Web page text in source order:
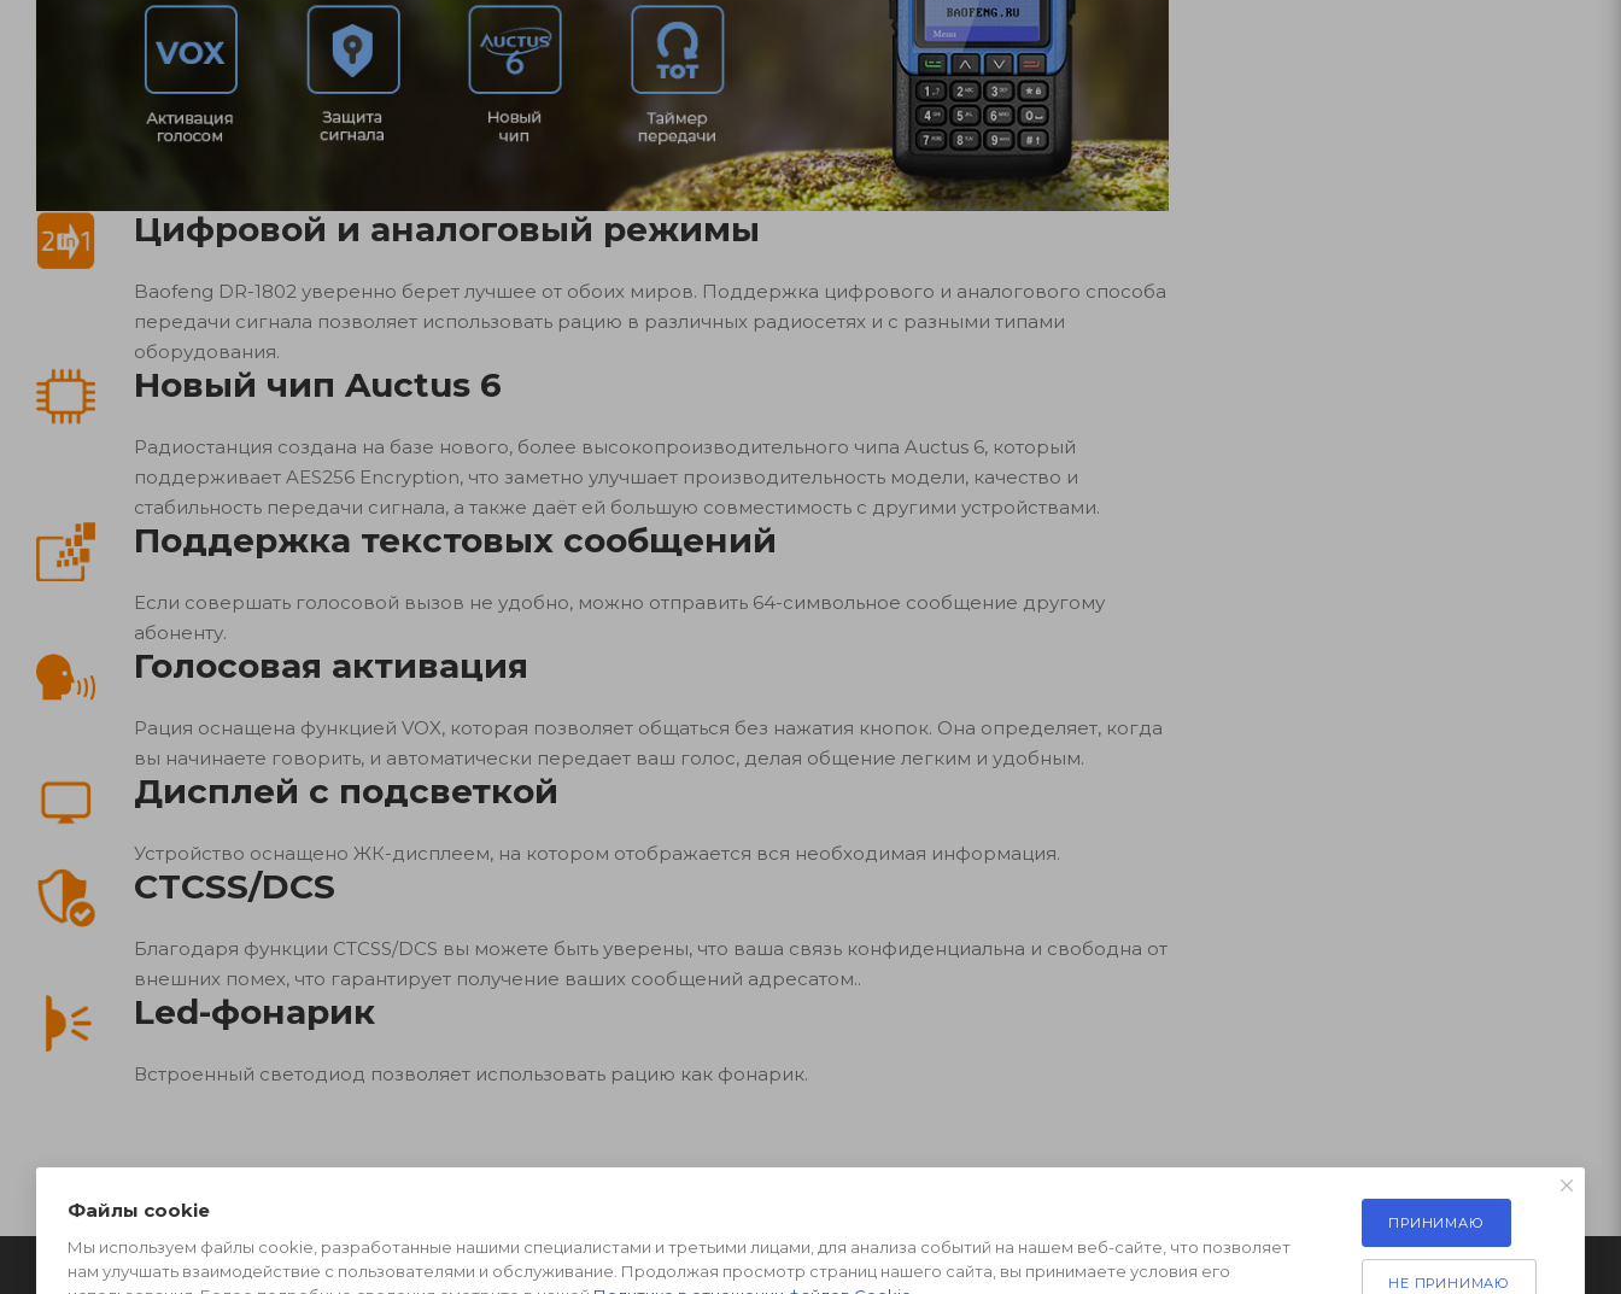
Цифровой и аналоговый режимы
Baofeng DR-1802 уверенно берет лучшее от обоих миров. Поддержка цифрового и аналогового способа
передачи сигнала позволяет использовать рацию в различных радиосетях и с разными типами
оборудования.
Новый чип Auctus 6
Радиостанция создана на базе нового, более высокопроизводительного чипа Auctus 6, который
поддерживает AES256 Encryption, что заметно улучшает производительность модели, качество и
стабильность передачи сигнала, а также даёт ей большую совместимость с другими устройствами.
Поддержка текстовых сообщений
Если совершать голосовой вызов не удобно, можно отправить 64-символьное сообщение другому
абоненту.
Голосовая активация
Рация оснащена функцией VOX, которая позволяет общаться без нажатия кнопок. Она определяет, когда
вы начинаете говорить, и автоматически передает ваш голос, делая общение легким и удобным.
Дисплей с подсветкой
Устройство оснащено ЖК-дисплеем, на котором отображается вся необходимая информация.
CTCSS/DCS
Благодаря функции CTCSS/DCS вы можете быть уверены, что ваша связь конфиденциальна и свободна от
внешних помех, что гарантирует получение ваших сообщений адресатом..
Led-фонарик
Встроенный светодиод позволяет использовать рацию как фонарик.
Файлы cookie
Мы используем файлы cookie, разработанные нашими специалистами и третьими лицами, для анализа событий на нашем веб-сайте, что позволяет
нам улучшать взаимодействие с пользователями и обслуживание. Продолжая просмотр страниц нашего сайта, вы принимаете условия его
ПРИНИМАЮ
НЕ ПРИНИМАЮ